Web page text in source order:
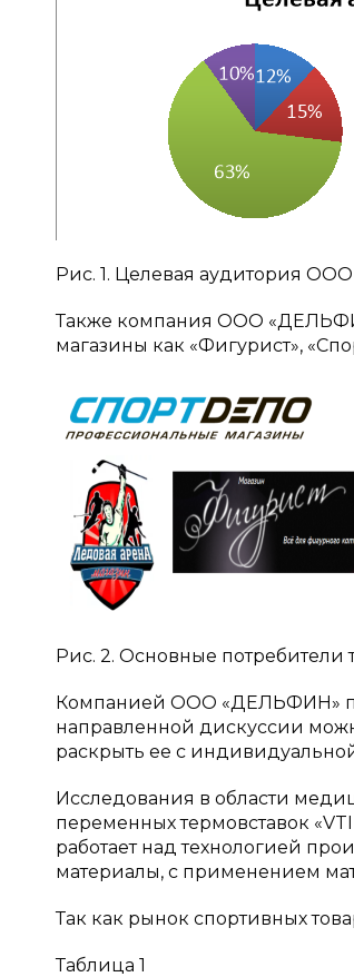
Рис. 1. Целевая аудитория
Также компания ООО
магазины как «Фигурист»,
Рис. 2. Основные потребители
Компанией ООО «ДЕЛЬФИН»
направленной дискуссии
раскрыть ее с
Исследования в области
переменных термовставок
работает над технологией
материалы, с применением
Так как рынок спортивных
Таблица 1